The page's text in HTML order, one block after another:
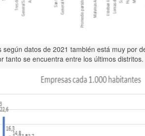
datos de 2021 también está muy
tanto se encuentra entre los últimos distritos.